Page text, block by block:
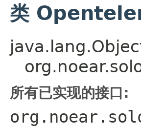
类
所有已实现的接口: